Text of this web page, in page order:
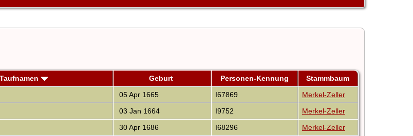
Geburt Personen-Kennung
Stammbaum
05 Apr 1665 I67869
Merkel-Zeller
03 Jan 1664 I9752
Merkel-Zeller
30 Apr 1686 I68296
Merkel-Zeller